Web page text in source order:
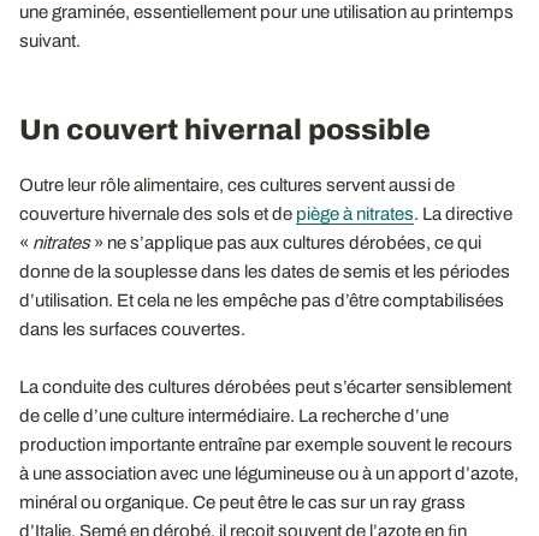
une graminée, essentiellement pour une utilisation au printemps
suivant.
Un couvert hivernal possible
Outre leur rôle alimentaire, ces cultures servent aussi de
couverture hivernale des sols et de piège à nitrates. La directive
« nitrates» ne s’applique pas aux cultures dérobées, ce qui
donne de la souplesse dans les dates de semis et les périodes
d’utilisation. Et cela ne les empêche pas d’être comptabilisées
dans les surfaces couvertes.
La conduite des cultures dérobées peut s’écarter sensiblement
de celle d’une culture intermédiaire. La recherche d’une
production importante entraîne par exemple souvent le recours
à une association avec une légumineuse ou à un apport d’azote,
minéral ou organique. Ce peut être le cas sur un ray grass
d’Italie. Semé en dérobé, il reçoit souvent de l’azote en ﬁn